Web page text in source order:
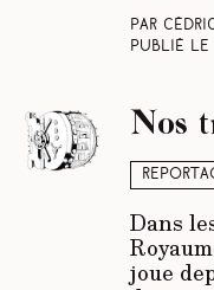
Par
Publié le
Nos
Dans
joue